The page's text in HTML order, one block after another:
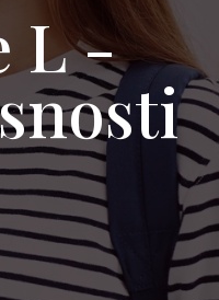
L -